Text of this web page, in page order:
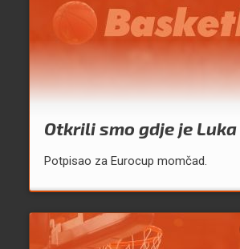
Otkrili smo gdje je Luka
Potpisao za Eurocup momčad.